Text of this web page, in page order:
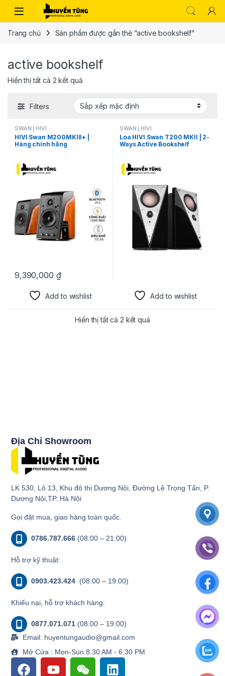
Trang chủ Sản phẩm được gắn thẻ “active bookshelf”
active bookshelf
Hiển thị tất cả 2 kết quả
Filters
SWAN | HIVI
HIVI Swan M200MKIII+ |
Hàng chính hãng
9,390,000 ₫
Add to wishlist
SWAN | HIVI
Loa HIVI Swan T200 MKII | 2-
Ways Active Bookshelf
Add to wishlist
Hiển thị tất cả 2 kết quả
Địa Chỉ Showroom
LK 530, Lô 13, Khu đô thị Dương Nội, Đường Lê Trọng Tấn, P.
Dương Nội,TP. Hà Nội
Gọi đặt mua, giao hàng toàn quốc.
0786.787.666 (08:00 – 21:00)
Hỗ trợ kỹ thuật:
0903.423.424 (08:00 – 19:00)
Khiếu nại, hỗ trợ khách hàng:
0877.071.071 (08:00 – 19:00)
Email: huyentungaudio@gmail.com
Mở Cửa : Mon-Sun 8:30 AM - 6:30 PM